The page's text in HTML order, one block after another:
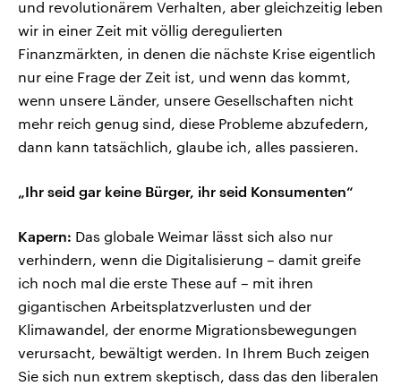
und revolutionärem Verhalten, aber gleichzeitig leben
wir in einer Zeit mit völlig deregulierten
Finanzmärkten, in denen die nächste Krise eigentlich
nur eine Frage der Zeit ist, und wenn das kommt,
wenn unsere Länder, unsere Gesellschaften nicht
mehr reich genug sind, diese Probleme abzufedern,
dann kann tatsächlich, glaube ich, alles passieren.
„Ihr seid gar keine Bürger, ihr seid Konsumenten“
Kapern: Das globale Weimar lässt sich also nur
verhindern, wenn die Digitalisierung – damit greife
ich noch mal die erste These auf – mit ihren
gigantischen Arbeitsplatzverlusten und der
Klimawandel, der enorme Migrationsbewegungen
verursacht, bewältigt werden. In Ihrem Buch zeigen
Sie sich nun extrem skeptisch, dass das den liberalen